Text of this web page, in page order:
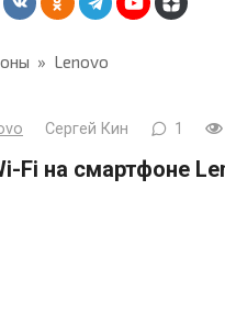
» Lenovo
Сергей Кин 1
Fi на смартфоне